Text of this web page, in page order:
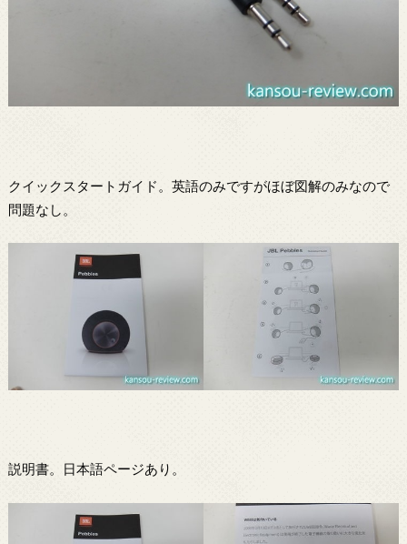
クイックスタートガイド。英語のみですがほぼ図解のみなので
問題なし。
説明書。日本語ページあり。